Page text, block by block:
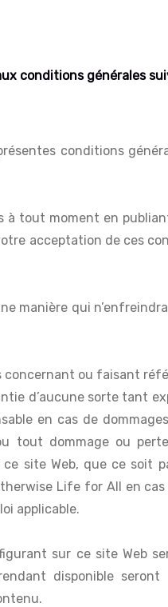
conditions générales
conditions
tout moment en
acceptation de ces
manière qui
concernant ou faisant
d’aucune sorte tant
en cas de
tout dommage ou
site Web, que ce soit
Life for All en
applicable.
sur ce site Web
disponible